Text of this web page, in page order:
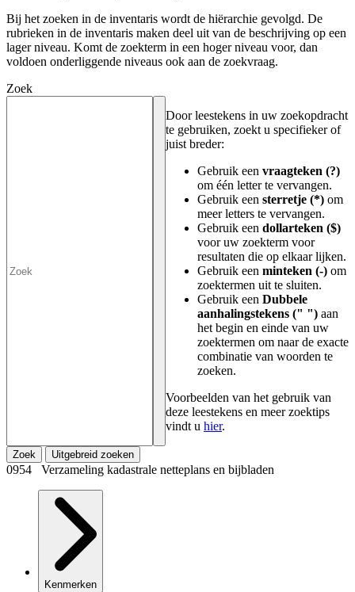
Bij het zoeken in de inventaris wordt de hiërarchie gevolgd. De
rubrieken in de inventaris maken deel uit van de beschrijving op een
lager niveau. Komt de zoekterm in een hoger niveau voor, dan
voldoen onderliggende niveaus ook aan de zoekvraag.
Zoek
Door leestekens in uw zoekopdracht
te gebruiken, zoekt u specifieker of
juist breder:
Gebruik een vraagteken (?)
om één letter te vervangen.
Gebruik een sterretje (*) om
meer letters te vervangen.
Gebruik een dollarteken ($)
voor uw zoekterm voor
resultaten die op elkaar lijken.
Gebruik een minteken (-) om
zoektermen uit te sluiten.
Gebruik een Dubbele
aanhalingstekens (" ") aan
het begin en einde van uw
zoektermen om naar de exacte
combinatie van woorden te
zoeken.
Voorbeelden van het gebruik van
deze leestekens en meer zoektips
vindt u hier.
Zoek Uitgebreid zoeken
0954 Verzameling kadastrale netteplans en bijbladen
Kenmerken